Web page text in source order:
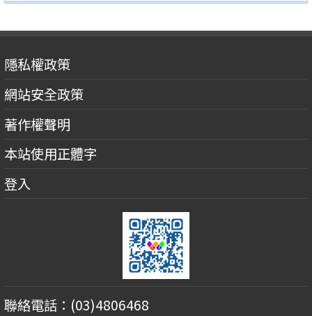
隱私權政策
網站安全政策
著作權聲明
本站使用正體字
登入
聯絡電話：(03)4806468